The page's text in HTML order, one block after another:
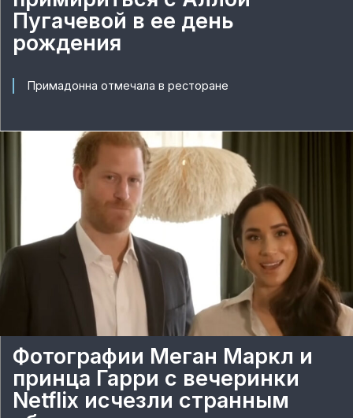
Пугачевой в ее день
рождения
Примадонна отмечала в ресторане
Фотографии Меган Маркл и
принца Гарри с вечеринки
Netflix исчезли странным